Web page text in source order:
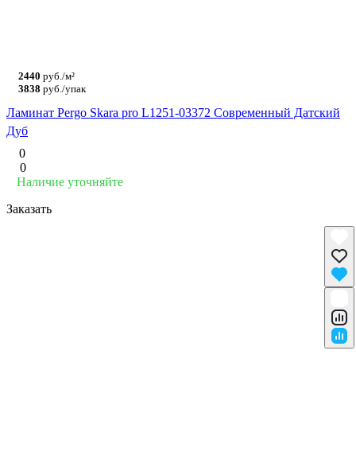
2440 руб./м²
3838 руб./упак
Ламинат Pergo Skara pro L1251-03372 Современный Датский
Дуб
0
0
Наличие уточняйте
Заказать